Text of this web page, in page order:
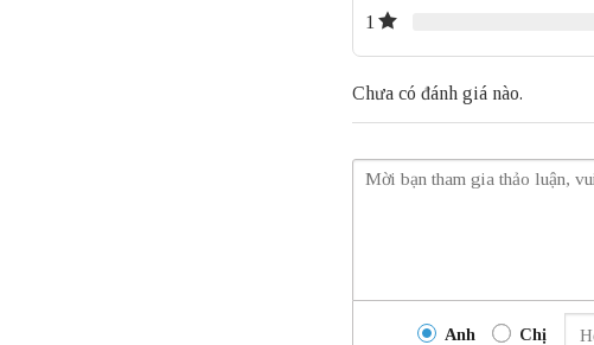
1
Chưa có đánh giá nào.
Anh Chị